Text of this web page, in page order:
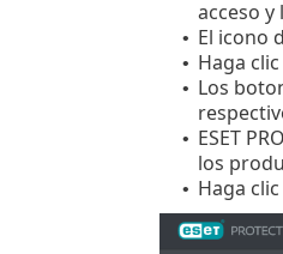
acceso y
• El icono
• Haga
• Los
• ESET
los
• Haga